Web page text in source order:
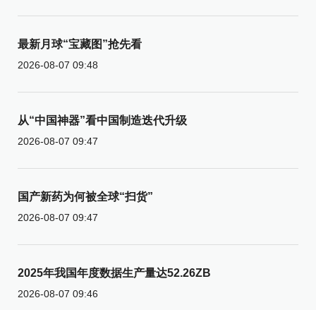
最新月球“宝藏图”抢先看
2026-08-07 09:48
从“中国神器”看中国制造迭代升级
2026-08-07 09:47
国产新药为何被全球“扫货”
2026-08-07 09:47
2025年我国年度数据生产量达52.26ZB
2026-08-07 09:46